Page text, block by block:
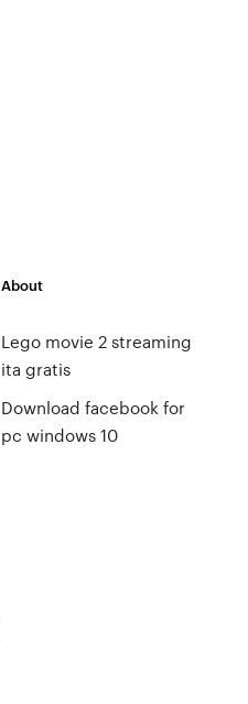
About
Lego movie 2 streaming
ita gratis
Download facebook for
pc windows 10